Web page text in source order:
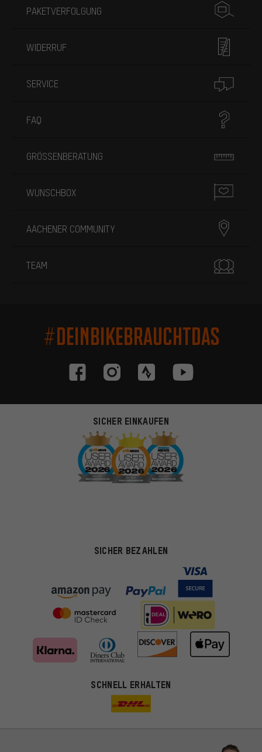
PAKETVERFOLGUNG
WIDERRUF
SERVICE
FAQ
GRÖSSENBERATUNG
WUNSCHBOX
AACHENER COMMUNITY
TEAM
#DEINBIKEBRAUCHTDAS
SICHER EINKAUFEN
SICHER BEZAHLEN
SCHNELL ERHALTEN